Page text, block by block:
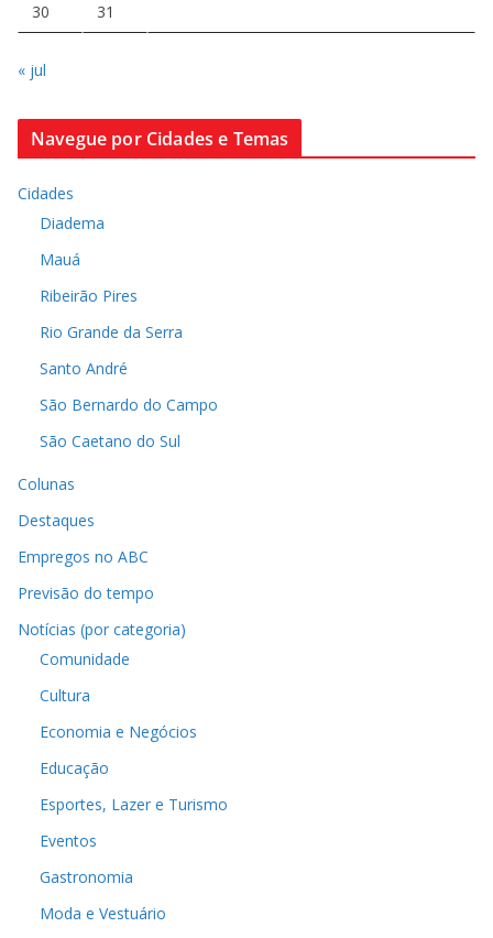
30 31
« jul
Navegue por Cidades e Temas
Cidades
Diadema
Mauá
Ribeirão Pires
Rio Grande da Serra
Santo André
São Bernardo do Campo
São Caetano do Sul
Colunas
Destaques
Empregos no ABC
Previsão do tempo
Notícias (por categoria)
Comunidade
Cultura
Economia e Negócios
Educação
Esportes, Lazer e Turismo
Eventos
Gastronomia
Moda e Vestuário